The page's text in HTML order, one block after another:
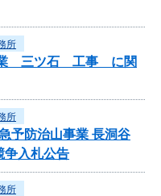
所
業 三ツ石 工事 に関
所
予防治山事業 長洞谷
争入札公告
所